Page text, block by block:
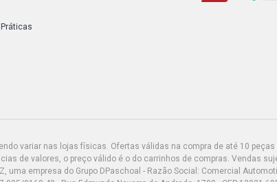
variar nas lojas físicas. Ofertas válidas na compra de até 10
de valores, o preço válido é o do carrinhos de compras. Vendas
uma empresa do Grupo DPaschoal - Razão Social: Comercial